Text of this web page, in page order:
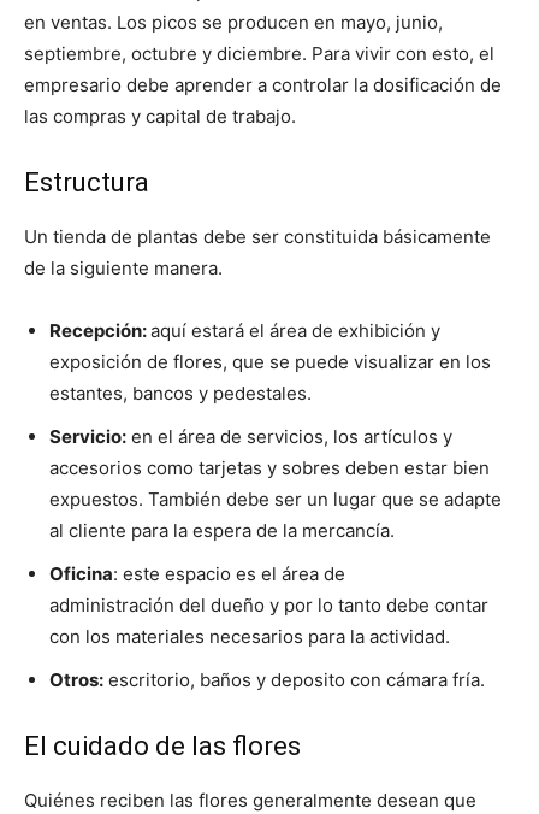
en ventas. Los picos se producen en mayo, junio,
septiembre, octubre y diciembre. Para vivir con esto, el
empresario debe aprender a controlar la dosificación de
las compras y capital de trabajo.
Estructura
Un tienda de plantas debe ser constituida básicamente
de la siguiente manera.
Recepción:aquí estará el área de exhibición y
exposición de flores, que se puede visualizar en los
estantes, bancos y pedestales.
Servicio: en el área de servicios, los artículos y
accesorios como tarjetas y sobres deben estar bien
expuestos. También debe ser un lugar que se adapte
al cliente para la espera de la mercancía.
Oficina: este espacio es el área de
administración del dueño y por lo tanto debe contar
con los materiales necesarios para la actividad.
Otros: escritorio, baños y deposito con cámara fría.
El cuidado de las flores
Quiénes reciben las flores generalmente desean que